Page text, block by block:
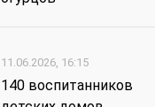
11.06.2026, 16:15
140 воспитанников